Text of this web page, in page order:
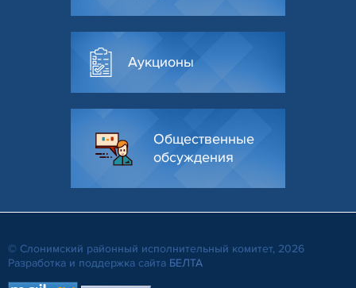
Аукционы
Общественные
обсуждения
© Слонимский районный исполнительный комитет, 2026
Разработка и поддержка сайта БЕЛТА